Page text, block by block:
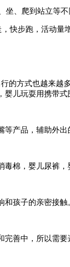
、爬到站立等
步跑，活动量
的方式也越来越
儿玩耍用携带式
等产品，辅助外
棉，婴儿尿裤，
孩子的亲密接
善中，所以需